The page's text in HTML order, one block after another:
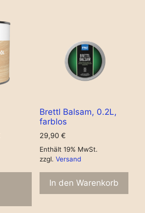
Brettl Balsam, 0.2L,
farblos
29,90 €
Enthält 19% MwSt.
zzgl. Versand
In den Warenkorb